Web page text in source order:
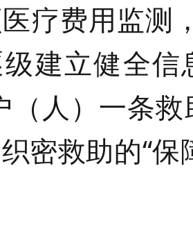
疗费用监测
建立健全
（人）一条
密救助的“保